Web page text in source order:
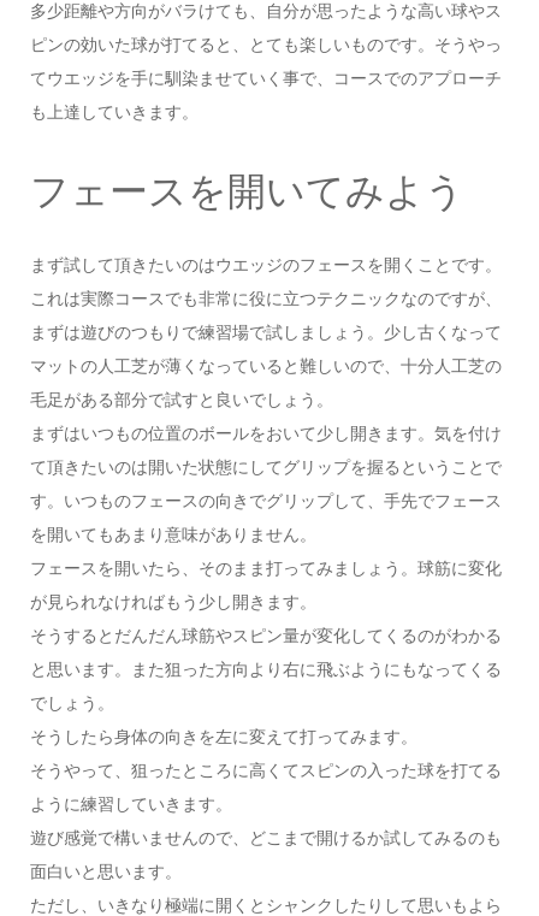
多少距離や方向がバラけても、自分が思ったような高い球やス
ピンの効いた球が打てると、とても楽しいものです。そうやっ
てウエッジを手に馴染ませていく事で、コースでのアプローチ
も上達していきます。
フェースを開いてみよう
まず試して頂きたいのはウエッジのフェースを開くことです。
これは実際コースでも非常に役に立つテクニックなのですが、
まずは遊びのつもりで練習場で試しましょう。少し古くなって
マットの人工芝が薄くなっていると難しいので、十分人工芝の
毛足がある部分で試すと良いでしょう。
まずはいつもの位置のボールをおいて少し開きます。気を付け
て頂きたいのは開いた状態にしてグリップを握るということで
す。いつものフェースの向きでグリップして、手先でフェース
を開いてもあまり意味がありません。
フェースを開いたら、そのまま打ってみましょう。球筋に変化
が見られなければもう少し開きます。
そうするとだんだん球筋やスピン量が変化してくるのがわかる
と思います。また狙った方向より右に飛ぶようにもなってくる
でしょう。
そうしたら身体の向きを左に変えて打ってみます。
そうやって、狙ったところに高くてスピンの入った球を打てる
ように練習していきます。
遊び感覚で構いませんので、どこまで開けるか試してみるのも
面白いと思います。
ただし、いきなり極端に開くとシャンクしたりして思いもよら